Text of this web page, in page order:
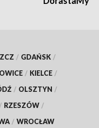
/ GDAŃSK /
/ KIELCE /
/ OLSZTYN /
/ RZESZÓW /
/ WROCŁAW